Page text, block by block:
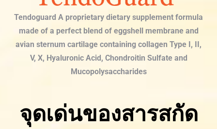
Tendoguard A proprietary dietary supplement formula
made of a perfect blend of eggshell membrane and
avian sternum cartilage containing collagen Type I, II,
V, X, Hyaluronic Acid, Chondroitin Sulfate and
Mucopolysaccharides
จุดเด่นของสารสกัด